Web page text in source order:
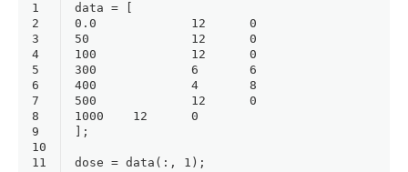
1
2
3
4
5
6
7
8
9
10
11
data = [
0.0
12
0
50
12
0
100
12
0
300
6
6
400
4
8
500
12
0
1000
12
0
];
dose = data(:, 1 );